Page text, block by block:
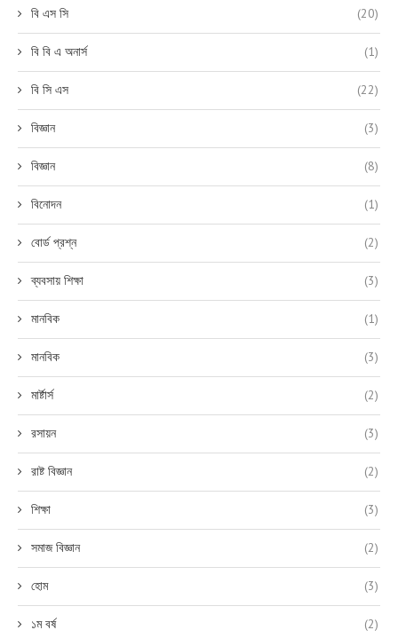
বি এস সি (20)
বি বি এ অনার্স (1)
বি সি এস (22)
বিজ্ঞান (3)
বিজ্ঞান (8)
বিনোদন (1)
বোর্ড প্রশ্ন (2)
ব্যবসায় শিক্ষা (3)
মানবিক (1)
মানবিক (3)
মার্ষ্টার্স (2)
রসায়ন (3)
রাষ্ট বিজ্ঞান (2)
শিক্ষা (3)
সমাজ বিজ্ঞান (2)
হোম (3)
১ম বর্ষ (2)